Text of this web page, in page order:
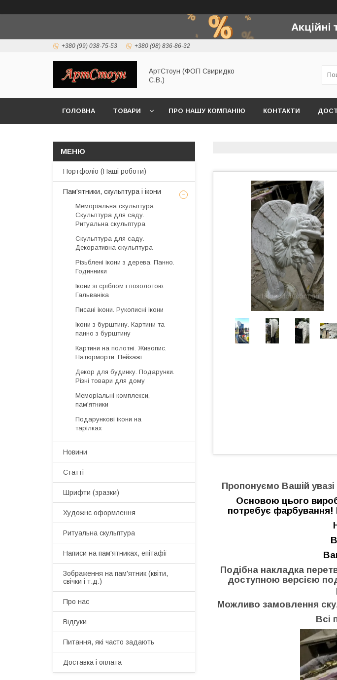
+380 (99) 038-75-53 +380 (98) 836-86-32
АртСтоун (ФОП Свиридко
С.В.)
ГОЛОВНА ТОВАРИ ПРО НАШУ КОМПАНІЮ КОНТАКТИ
Пропонуємо Вашій
Основою цього
потребує фарбування!
Подібна накладка
доступною версією
Можливо замовлення
Всі
Портфоліо (Наші роботи)
Пам'ятники, скульптура і ікони
Меморіальна скульптура.
Скульптура для саду.
Ритуальна скульптура
Скульптура для саду.
Декоративна скульптура
Різьблені ікони з дерева. Панно.
Годинники
Ікони зі сріблом і позолотою.
Гальваніка
Писані ікони. Рукописні ікони
Ікони з бурштину. Картини та
панно з бурштину
Картини на полотні. Живопис.
Натюрморти. Пейзажі
Декор для будинку. Подарунки.
Різні товари для дому
Меморіальні комплекси,
пам'ятники
Подарункові ікони на
тарілках
Новини
Статті
Шрифти (зразки)
Художнє оформлення
Ритуальна скульптура
Написи на пам'ятниках, епітафії
Зображення на пам'ятник (квіти,
свічки і т.д.)
Про нас
Відгуки
Питання, які часто задають
Доставка і оплата